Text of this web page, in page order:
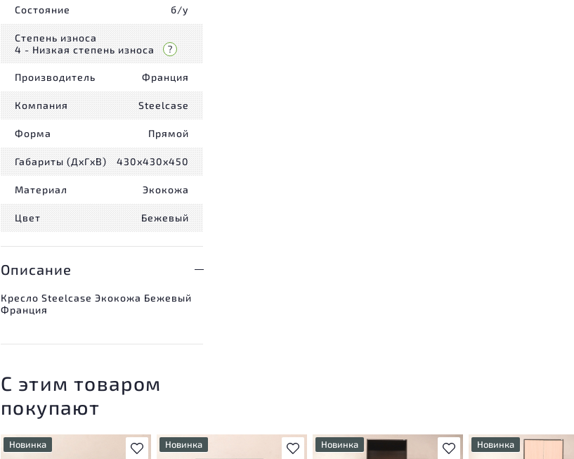
Состояние б/у
Степень износа
4 - Низкая степень износа
Производитель Франция
Компания Steelcase
Форма Прямой
Габариты (ДxГxВ) 430x430x450
Материал Экокожа
Цвет Бежевый
Описание
Кресло Steelcase Экокожа Бежевый
Франция
С этим товаром
покупают
В избранное
Новинка В избранное
Новинка В избранное
Новинка Новинка